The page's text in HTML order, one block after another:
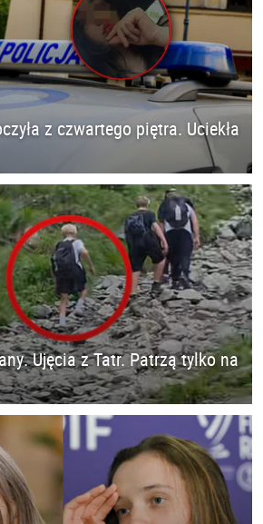
z czwartego piętra. Uciekła
Ujęcia z Tatr. Patrzą tylko na